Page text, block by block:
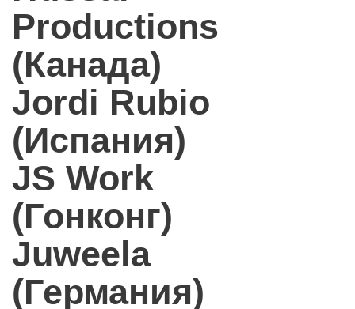
Productions
(Канада)
Jordi Rubio
(Испания)
JS Work
(Гонконг)
Juweela
(Германия)